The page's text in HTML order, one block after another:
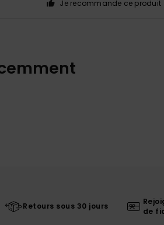
Je recommande ce produit
Retours sous 30 jours
de